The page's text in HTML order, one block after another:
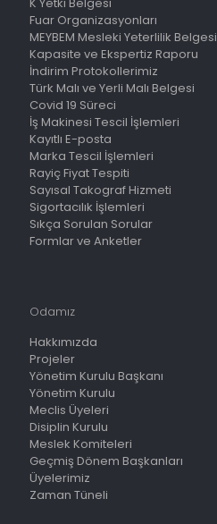
Fuar Organizasyonları
MEYBEM Mesleki Yeterlilik Belgesi
Kapasite ve Ekspertiz Raporu
İndirim Protokollerimiz
Türk Malı ve Yerli Malı Belgesi
Covid 19 Süreci
İş Makinesi Tescil İşlemleri
Kayıtlı E-posta
Marka Tescil İşlemleri
Rayiç Fiyat Tespiti
Sayısal Takograf Hizmeti
Sigortacılık İşlemleri
Sıkça Sorulan Sorular
Formlar ve Anketler
Odamız
Hakkımızda
Projeler
Yönetim Kurulu Başkanı
Yönetim Kurulu
Meclis Üyeleri
Disiplin Kurulu
Meslek Komiteleri
Geçmiş Dönem Başkanları
Üyelerimiz
Zaman Tüneli